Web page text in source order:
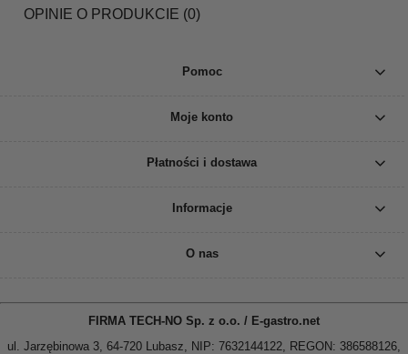
OPINIE O PRODUKCIE (0)
Pomoc
Moje konto
Płatności i dostawa
Informacje
O nas
FIRMA TECH-NO Sp. z o.o. / E-gastro.net
ul. Jarzębinowa 3, 64-720 Lubasz, NIP: 7632144122, REGON: 386588126,